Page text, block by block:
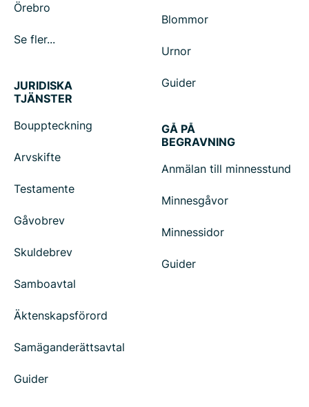
Örebro
Se fler...
Blommor
Urnor
Guider
JURIDISKA
TJÄNSTER
Bouppteckning
Arvskifte
Testamente
Gåvobrev
Skuldebrev
Samboavtal
Äktenskapsförord
Samäganderättsavtal
Guider
GÅ PÅ
BEGRAVNING
Anmälan till minnesstund
Minnesgåvor
Minnessidor
Guider